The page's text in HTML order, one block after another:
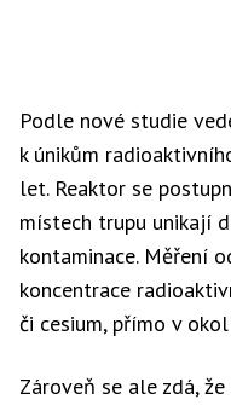
Podle nové studie
k únikům
let. Reaktor se
místech trupu unikají
kontaminace. Měření
koncentrace
či cesium, přímo v
Zároveň se ale zdá,